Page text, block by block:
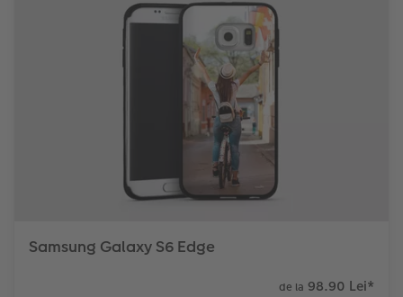
Samsung Galaxy S6 Edge
de la 98.90 Lei*